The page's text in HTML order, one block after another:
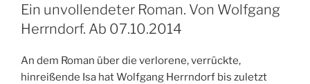
Ein unvollendeter Roman. Von Wolfgang
Herrndorf. Ab 07.10.2014
An dem Roman über die verlorene, verrückte,
hinreißende Isa hat Wolfgang Herrndorf bis zuletzt